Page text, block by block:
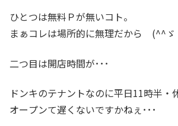
ひとつは無料Ｐが無いコト。
まぁコレは場所的に無理だから (^^ゞ
二つ目は開店時間が･･･
ドンキのテナントなのに平日11時半・
オープンて遅くないですかねぇ･･･